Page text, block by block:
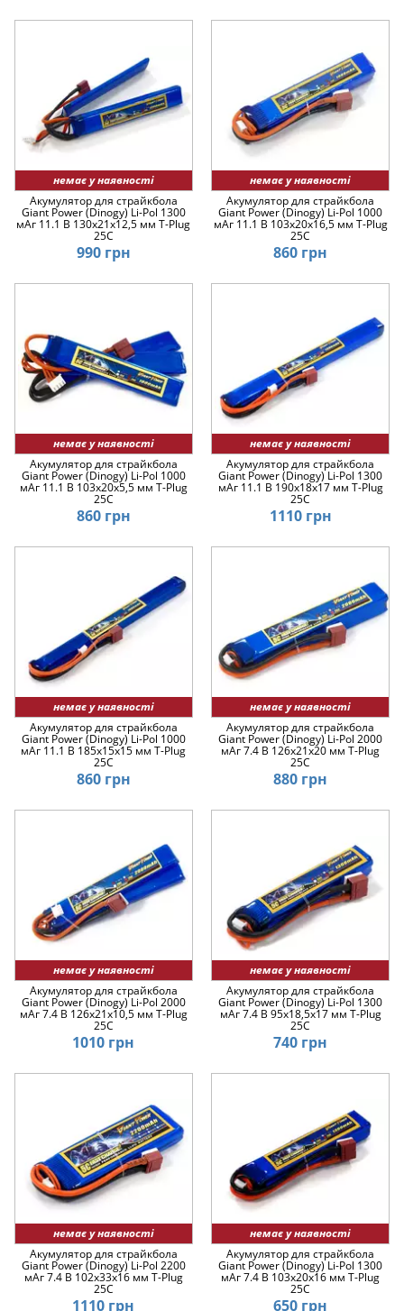
немає у наявності
Акумулятор для страйкбола
Giant Power (Dinogy) Li-Pol 1300
мАг 11.1 В 130x21x12,5 мм T-Plug
25C
990 грн
немає у наявності
Акумулятор для страйкбола
Giant Power (Dinogy) Li-Pol 1000
мАг 11.1 В 103x20x16,5 мм T-Plug
25C
860 грн
немає у наявності
Акумулятор для страйкбола
Giant Power (Dinogy) Li-Pol 1000
мАг 11.1 В 103x20x5,5 мм T-Plug
25C
860 грн
немає у наявності
Акумулятор для страйкбола
Giant Power (Dinogy) Li-Pol 1300
мАг 11.1 В 190x18x17 мм T-Plug
25C
1110 грн
немає у наявності
Акумулятор для страйкбола
Giant Power (Dinogy) Li-Pol 1000
мАг 11.1 В 185x15x15 мм T-Plug
25C
860 грн
немає у наявності
Акумулятор для страйкбола
Giant Power (Dinogy) Li-Pol 2000
мАг 7.4 В 126x21x20 мм T-Plug
25C
880 грн
немає у наявності
Акумулятор для страйкбола
Giant Power (Dinogy) Li-Pol 2000
мАг 7.4 В 126x21x10,5 мм T-Plug
25C
1010 грн
немає у наявності
Акумулятор для страйкбола
Giant Power (Dinogy) Li-Pol 1300
мАг 7.4 В 95x18,5x17 мм T-Plug
25C
740 грн
немає у наявності
Акумулятор для страйкбола
Giant Power (Dinogy) Li-Pol 2200
мАг 7.4 В 102x33x16 мм T-Plug
25C
1110 грн
немає у наявності
Акумулятор для страйкбола
Giant Power (Dinogy) Li-Pol 1300
мАг 7.4 В 103x20x16 мм T-Plug
25C
650 грн